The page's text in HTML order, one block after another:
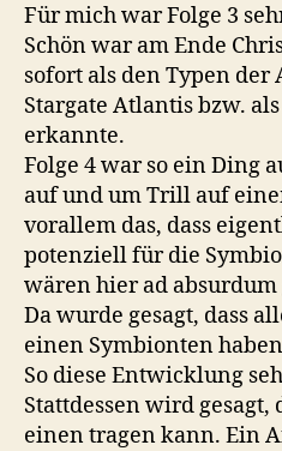
Für mich war Folge 3
Schön war am Ende
sofort als den Typen der
Stargate Atlantis bzw.
erkannte.
Folge 4 war so ein Ding
auf und um Trill auf
vorallem das, dass
potenziell für die
wären hier ad
Da wurde gesagt, dass
einen Symbionten
So diese Entwicklung
Stattdessen wird
einen tragen kann. Ein